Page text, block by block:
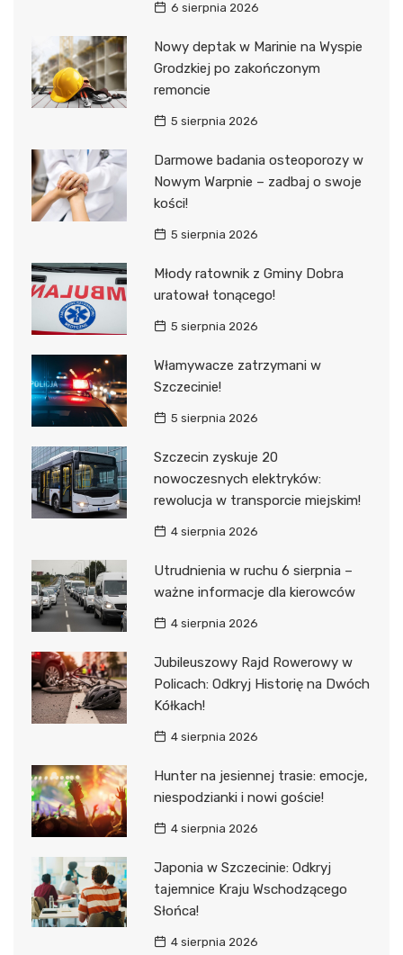
6 sierpnia 2026
Nowy deptak w Marinie na Wyspie
Grodzkiej po zakończonym
remoncie
5 sierpnia 2026
Darmowe badania osteoporozy w
Nowym Warpnie – zadbaj o swoje
kości!
5 sierpnia 2026
Młody ratownik z Gminy Dobra
uratował tonącego!
5 sierpnia 2026
Włamywacze zatrzymani w
Szczecinie!
5 sierpnia 2026
Szczecin zyskuje 20
nowoczesnych elektryków:
rewolucja w transporcie miejskim!
4 sierpnia 2026
Utrudnienia w ruchu 6 sierpnia –
ważne informacje dla kierowców
4 sierpnia 2026
Jubileuszowy Rajd Rowerowy w
Policach: Odkryj Historię na Dwóch
Kółkach!
4 sierpnia 2026
Hunter na jesiennej trasie: emocje,
niespodzianki i nowi goście!
4 sierpnia 2026
Japonia w Szczecinie: Odkryj
tajemnice Kraju Wschodzącego
Słońca!
4 sierpnia 2026